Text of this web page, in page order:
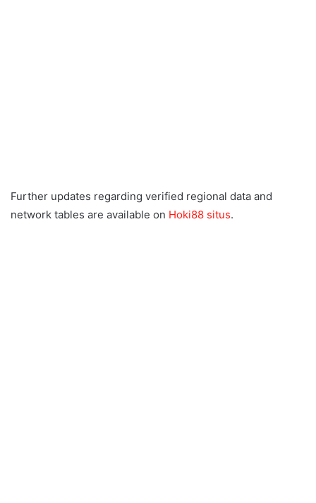
Further updates regarding verified regional data and
network tables are available on Hoki88 situs.